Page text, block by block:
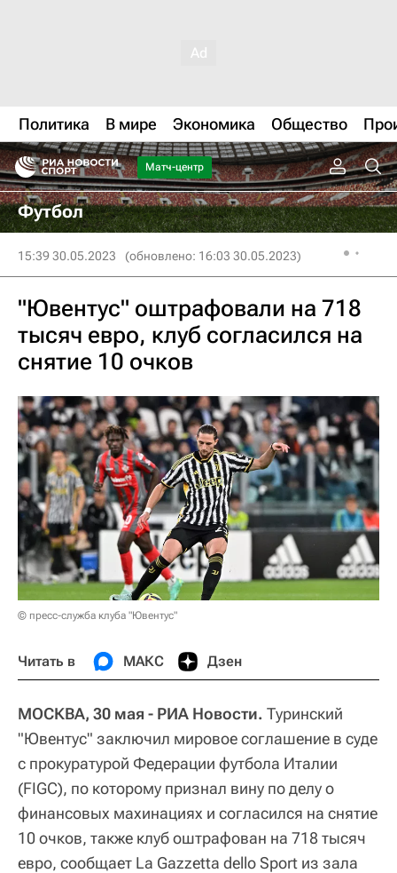
Политика В мире Экономика Общество
Матч-центр
Футбол
15:39 30.05.2023 (обновлено: 16:03 30.05.2023)
"Ювентус" оштрафовали на 718
тысяч евро, клуб согласился на
снятие 10 очков
© пресс-служба клуба "Ювентус"
Читать в МАКС Дзен
МОСКВА, 30 мая - РИА Новости. Туринский
"Ювентус" заключил мировое соглашение в суде
с прокуратурой Федерации футбола Италии
(FIGC), по которому признал вину по делу о
финансовых махинациях и согласился на снятие
10 очков, также клуб оштрафован на 718 тысяч
евро, сообщает La Gazzetta dello Sport из зала